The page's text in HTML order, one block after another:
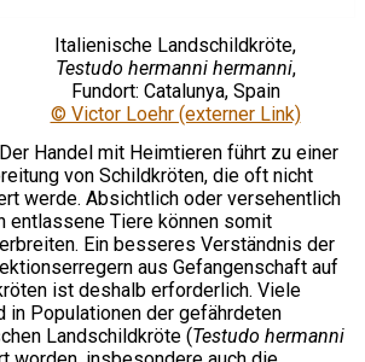
Italienische Landschildkröte,
Testudo hermanni hermanni,
Fundort: Catalunya, Spain
© Victor Loehr (externer Link)
Handel mit Heimtieren führt zu einer
von Schildkröten, die oft nicht
werde. Absichtlich oder versehentlich
entlassene Tiere können somit
Ein besseres Verständnis der
aus Gefangenschaft auf
ist deshalb erforderlich. Viele
in Populationen der gefährdeten
Landschildkröte (Testudo hermanni